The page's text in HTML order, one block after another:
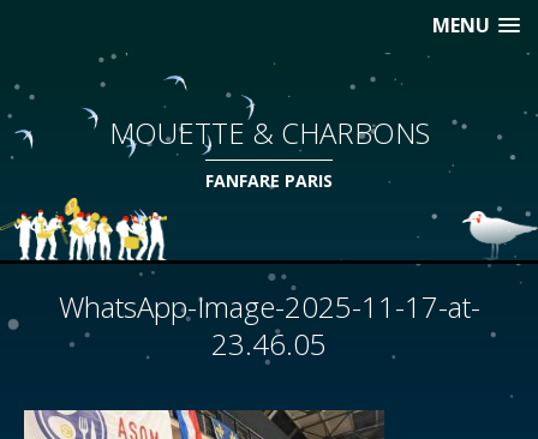
MENU
MOUETTE & CHARBONS
FANFARE PARIS
WhatsApp-Image-2025-11-17-at-
23.46.05